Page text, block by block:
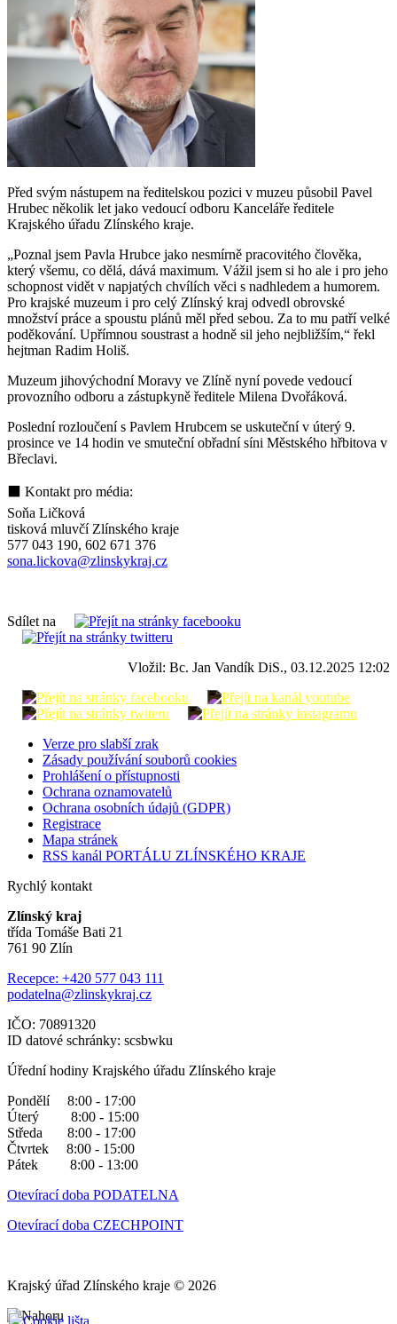
Před svým nástupem na ředitelskou pozici v muzeu působil Pavel
Hrubec několik let jako vedoucí odboru Kanceláře ředitele
Krajského úřadu Zlínského kraje.
„Poznal jsem Pavla Hrubce jako nesmírně pracovitého člověka,
který všemu, co dělá, dává maximum. Vážil jsem si ho ale i pro jeho
schopnost vidět v napjatých chvílích věci s nadhledem a humorem.
Pro krajské muzeum i pro celý Zlínský kraj odvedl obrovské
množství práce a spoustu plánů měl před sebou. Za to mu patří velké
poděkování. Upřímnou soustrast a hodně sil jeho nejbližším,“ řekl
hejtman Radim Holiš.
Muzeum jihovýchodní Moravy ve Zlíně nyní povede vedoucí
provozního odboru a zástupkyně ředitele Milena Dvořáková.
Poslední rozloučení s Pavlem Hrubcem se uskuteční v úterý 9.
prosince ve 14 hodin ve smuteční obřadní síni Městského hřbitova v
Břeclavi.
⬛ Kontakt pro média:
Soňa Ličková
tisková mluvčí Zlínského kraje
577 043 190, 602 671 376
sona.lickova@zlinskykraj.cz
Sdílet na
Vložil: Bc. Jan Vandík DiS., 03.12.2025 12:02
Verze pro slabší zrak
Zásady používání souborů cookies
Prohlášení o přístupnosti
Ochrana oznamovatelů
Ochrana osobních údajů (GDPR)
Registrace
Mapa stránek
RSS kanál PORTÁLU ZLÍNSKÉHO KRAJE
Rychlý kontakt
Zlínský kraj
třída Tomáše Bati 21
761 90 Zlín
Recepce: +420 577 043 111
podatelna@zlinskykraj.cz
IČO: 70891320
ID datové schránky: scsbwku
Úřední hodiny Krajského úřadu Zlínského kraje
Pondělí 8:00 - 17:00
Úterý 8:00 - 15:00
Středa 8:00 - 17:00
Čtvrtek 8:00 - 15:00
Pátek 8:00 - 13:00
Otevírací doba PODATELNA
Otevírací doba CZECHPOINT
Krajský úřad Zlínského kraje © 2026